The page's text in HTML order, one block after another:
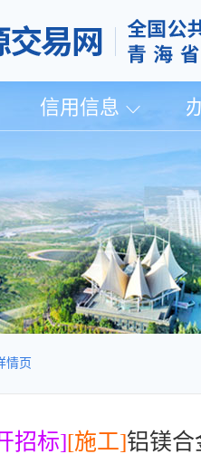
信用信息
情页
招标][施工]铝镁